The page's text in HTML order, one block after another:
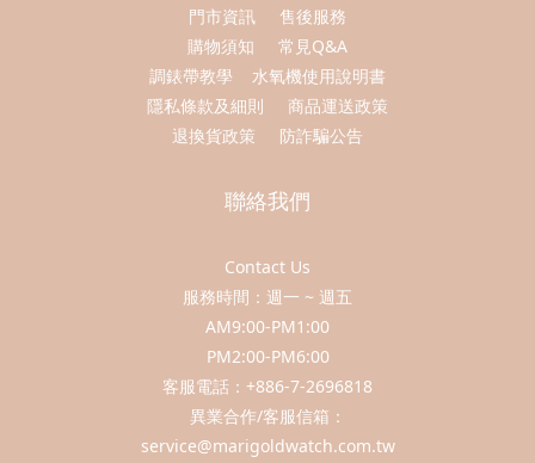
門市資訊
售後服務
購物須知
常見Q&A
調錶帶教學
水氧機使用說明書
隱私條款及細則
商品運送政策
退換貨政策
防詐騙公告
聯絡我們
Contact Us
服務時間：週一 ~ 週五
AM9:00-PM1:00
PM2:00-PM6:00
客服電話：+886-7-2696818
異業合作/客服信箱：
service@marigoldwatch.com.tw